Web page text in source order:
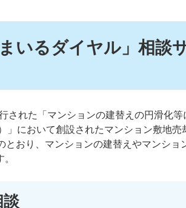
いるダイヤル」相談
された「マンションの建替えの円滑化等
」において創設されたマンション敷地売
おり、マンションの建替えやマンショ